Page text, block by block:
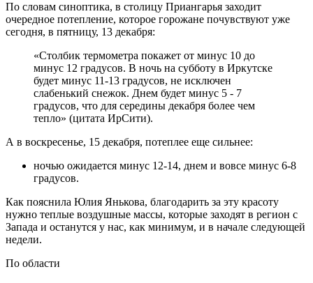
По словам синоптика, в столицу Приангарья заходит
очередное потепление, которое горожане почувствуют уже
сегодня, в пятницу, 13 декабря:
«Столбик термометра покажет от минус 10 до
минус 12 градусов. В ночь на субботу в Иркутске
будет минус 11-13 градусов, не исключен
слабенький снежок. Днем будет минус 5 - 7
градусов, что для середины декабря более чем
тепло» (цитата ИрСити).
А в воскресенье, 15 декабря, потеплее еще сильнее:
ночью ожидается минус 12-14, днем и вовсе минус 6-8
градусов.
Как пояснила Юлия Янькова, благодарить за эту красоту
нужно теплые воздушные массы, которые заходят в регион с
Запада и останутся у нас, как минимум, и в начале следующей
недели.
По области